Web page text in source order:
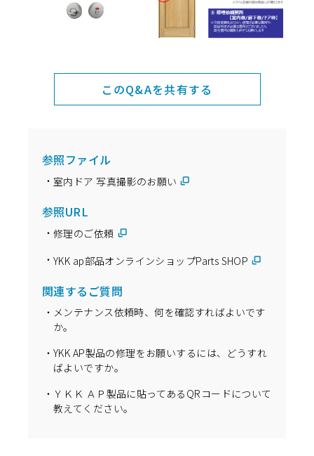
このQ&Aを共有する
参照ファイル
室内ドア 写真撮影のお願い
参照URL
修理のご依頼
YKK ap部品オンラインショップParts SHOP
関連するご質問
メンテナンス依頼時、何を確認すればよいです
か。
YKK AP製品の修理をお願いするには、どうすれ
ばよいですか。
ＹＫＫ ＡＰ製品に貼ってあるQRコードについて
教えてください。